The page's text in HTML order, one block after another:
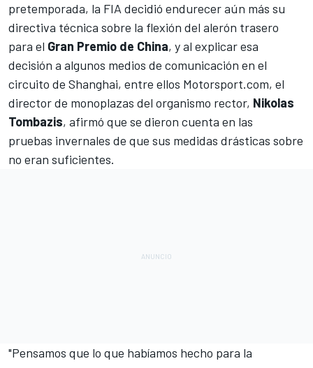
pretemporada, la FIA decidió endurecer aún más su
directiva técnica sobre la flexión del alerón trasero
para el Gran Premio de China, y al explicar esa
decisión a algunos medios de comunicación en el
circuito de Shanghai, entre ellos Motorsport.com, el
director de monoplazas del organismo rector, Nikolas
Tombazis, afirmó que se dieron cuenta en las
pruebas invernales de que sus medidas drásticas sobre
no eran suficientes.
"Pensamos que lo que habíamos hecho para la